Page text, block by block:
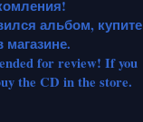
альбом, купите
магазине.
for review! If you
the CD in the store.